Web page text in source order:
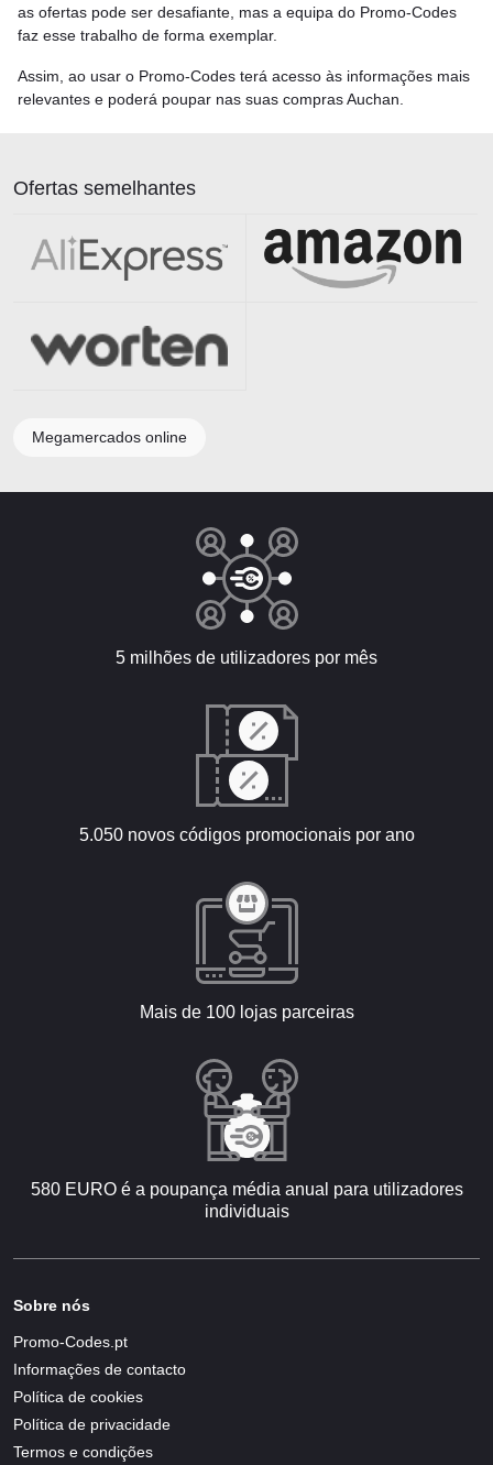
as ofertas pode ser desafiante, mas a equipa do Promo-Codes
faz esse trabalho de forma exemplar.
Assim, ao usar o Promo-Codes terá acesso às informações mais
relevantes e poderá poupar nas suas compras Auchan.
Ofertas semelhantes
Megamercados online
5 milhões de utilizadores por mês
5.050 novos códigos promocionais por ano
Mais de 100 lojas parceiras
580 EURO é a poupança média anual para utilizadores
individuais
Sobre nós
Promo-Codes.pt
Informações de contacto
Política de cookies
Política de privacidade
Termos e condições